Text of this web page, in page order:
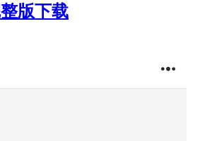
版下载